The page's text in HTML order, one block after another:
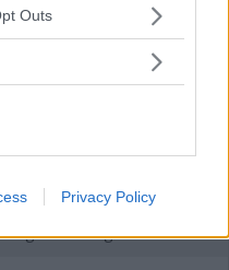
one or more Google
You may click to
in below Google
Outs
Privacy Policy
verkligen rörd över det"
jämställdhetsfrågan
överklagat